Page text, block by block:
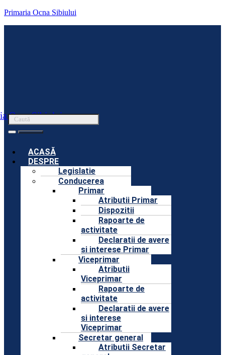
Primaria Ocna Sibiului
Ocna Sibiului
Menu
ACASĂ
DESPRE
Legislatie
Conducerea
Primar
Atributii Primar
Dispozitii
Rapoarte de
activitate
Declaratii de avere
si interese Primar
Viceprimar
Atributii
Viceprimar
Rapoarte de
activitate
Declaratii de avere
si interese
Viceprimar
Secretar general
Atributii Secretar